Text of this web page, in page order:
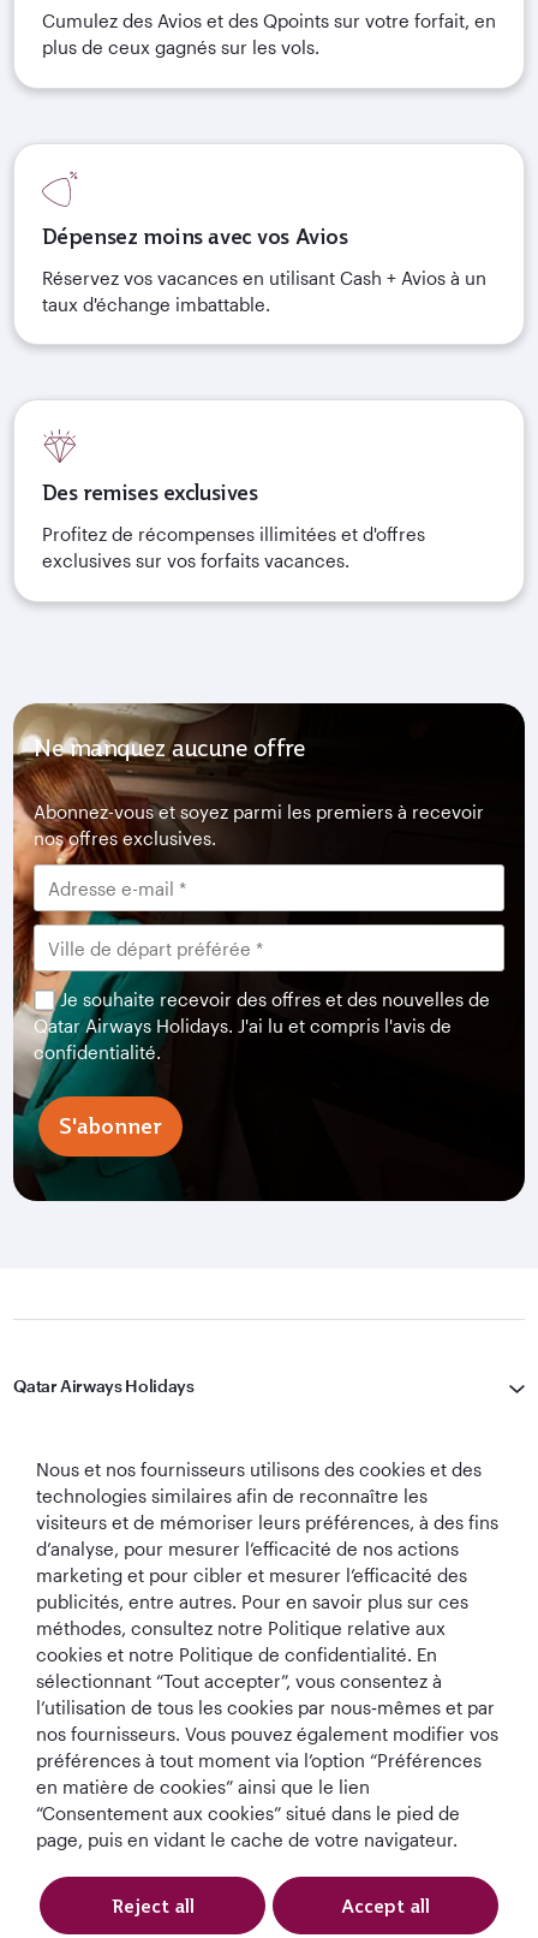
Cumulez des Avios et des Qpoints sur votre forfait, en
plus de ceux gagnés sur les vols.
Dépensez moins avec vos Avios
Réservez vos vacances en utilisant Cash + Avios à un
taux d'échange imbattable.
Des remises exclusives
Profitez de récompenses illimitées et d'offres
exclusives sur vos forfaits vacances.
Ne manquez aucune offre
Abonnez-vous et soyez parmi les premiers à recevoir
nos offres exclusives.
Je souhaite recevoir des offres et des nouvelles de
Qatar Airways Holidays. J'ai lu et compris l'avis de
confidentialité.
S'abonner
Qatar Airways Holidays
Restons Connectés
Meilleure
Compagnie
Aérienne au
Monde
Meilleure Classe
Affaires au
monde
Meilleur Salon de
Classe Affaires au
monde
Compagnie
Aérienne du
Moyen-Orient
Politique en matière
de cookies
Termes et
Conditions
Avis de
confidentialité
Nous et nos fournisseurs utilisons des cookies et des
technologies similaires afin de reconnaître les
visiteurs et de mémoriser leurs préférences, à des fins
d’analyse, pour mesurer l’efficacité de nos actions
marketing et pour cibler et mesurer l’efficacité des
publicités, entre autres. Pour en savoir plus sur ces
méthodes, consultez notre Politique relative aux
cookies et notre Politique de confidentialité. En
sélectionnant “Tout accepter”, vous consentez à
l’utilisation de tous les cookies par nous‑mêmes et par
nos fournisseurs. Vous pouvez également modifier vos
préférences à tout moment via l’option “Préférences
en matière de cookies” ainsi que le lien
“Consentement aux cookies” situé dans le pied de
page, puis en vidant le cache de votre navigateur.
Reject all Accept all